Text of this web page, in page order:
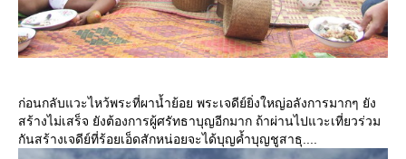
ก่อนกลับแวะไหว้พระที่ผาน้ำย้อย พระเจดีย์ยิ่งใหญ่อลังการมากๆ ยัง
สร้างไม่เสร็จ ยังต้องการผู้ศรัทธาบุญอีกมาก ถ้าผ่านไปแวะเที่ยวร่วม
กันสร้างเจดีย์ที่ร้อยเอ็ดสักหน่อยจะได้บุญค้ำบุญชูสาธุ....